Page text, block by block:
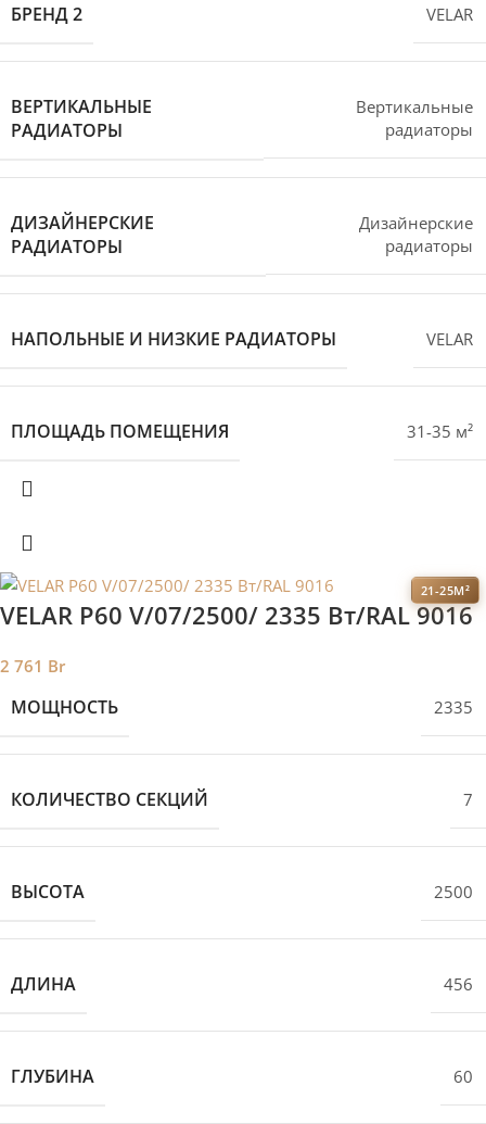
БРЕНД 2 VELAR
ВЕРТИКАЛЬНЫЕ
РАДИАТОРЫ
Вертикальные
радиаторы
ДИЗАЙНЕРСКИЕ
РАДИАТОРЫ
Дизайнерские
радиаторы
НАПОЛЬНЫЕ И НИЗКИЕ РАДИАТОРЫ VELAR
ПЛОЩАДЬ ПОМЕЩЕНИЯ 31-35 м²
21-25М²
VELAR P60 V/07/2500/ 2335 Bт/RAL 9016
2 761 Br
МОЩНОСТЬ 2335
КОЛИЧЕСТВО СЕКЦИЙ 7
ВЫСОТА 2500
ДЛИНА 456
ГЛУБИНА 60